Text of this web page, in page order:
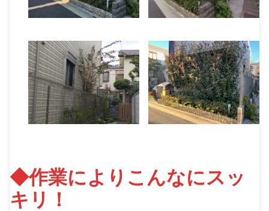
◆作業によりこんなにスッ
キリ！